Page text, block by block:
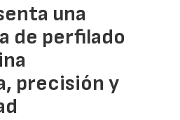
una
de perfilado
precisión y